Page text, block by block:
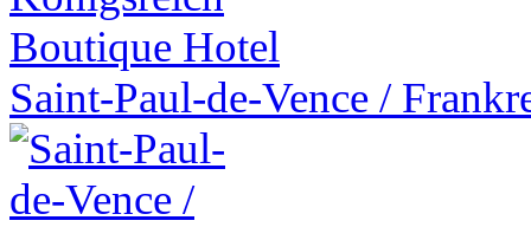
Boutique Hotel
Saint-Paul-de-Vence /